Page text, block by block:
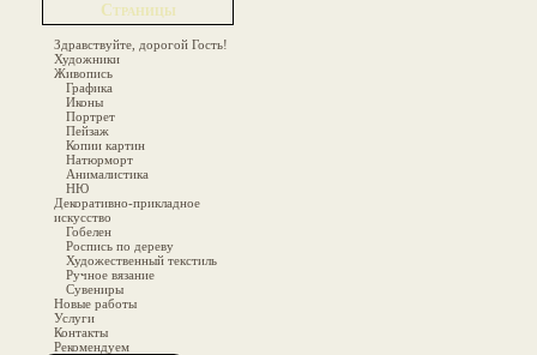
Страницы
Здравствуйте, дорогой Гость!
Художники
Живопись
Графика
Иконы
Портрет
Пейзаж
Копии картин
Натюрморт
Анималистика
НЮ
Декоративно-прикладное
искусство
Гобелен
Роспись по дереву
Художественный текстиль
Ручное вязание
Сувениры
Новые работы
Услуги
Контакты
Рекомендуем